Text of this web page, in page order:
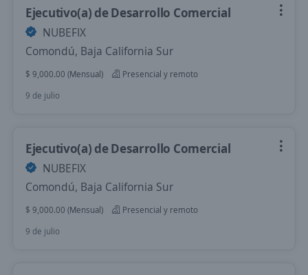
Ejecutivo(a) de Desarrollo Comercial
NUBEFIX
Comondú, Baja California Sur
$ 9,000.00 (Mensual)
Presencial y remoto
9 de julio
Ejecutivo(a) de Desarrollo Comercial
NUBEFIX
Comondú, Baja California Sur
$ 9,000.00 (Mensual)
Presencial y remoto
9 de julio